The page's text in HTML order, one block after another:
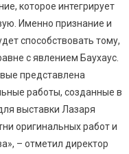
которое интегрирует
Именно признание и
способствовать тому,
с явлением Баухаус.
представлена
работы, созданные в
выставки Лазаря
оригинальных работ и
– отметил директор